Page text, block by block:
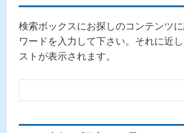
検索ボックスにお探しのコンテンツ
ワードを入力して下さい。それに近
ストが表示されます。